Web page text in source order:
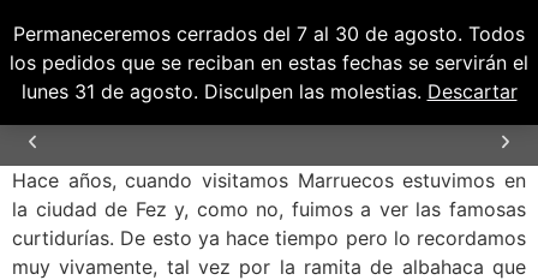
Permaneceremos cerrados del 7 al 30 de agosto. Todos
los pedidos que se reciban en estas fechas se servirán el
lunes 31 de agosto. Disculpen las molestias. Descartar
0,00€
0
ENVÍOS GRATUITOS PARA PENÍNSULA Y
Hace años, cuando visitamos Marruecos estuvimos en
la ciudad de Fez y, como no, fuimos a ver las famosas
curtidurías. De esto ya hace tiempo pero lo recordamos
muy vivamente, tal vez por la ramita de albahaca que